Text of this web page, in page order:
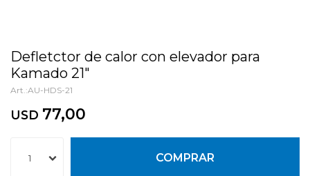
Defletctor de calor con elevador para
Kamado 21"
AU-HDS-21
USD 77,00
1 COMPRAR